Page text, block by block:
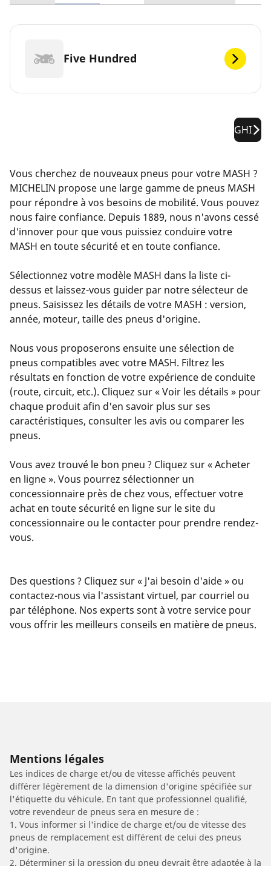
Five Hundred
GHI
Vous cherchez de nouveaux pneus pour votre MASH ?
MICHELIN propose une large gamme de pneus MASH
pour répondre à vos besoins de mobilité. Vous pouvez
nous faire confiance. Depuis 1889, nous n'avons cessé
d'innover pour que vous puissiez conduire votre
MASH en toute sécurité et en toute confiance.
Sélectionnez votre modèle MASH dans la liste ci-
dessus et laissez-vous guider par notre sélecteur de
pneus. Saisissez les détails de votre MASH : version,
année, moteur, taille des pneus d'origine.
Nous vous proposerons ensuite une sélection de
pneus compatibles avec votre MASH. Filtrez les
résultats en fonction de votre expérience de conduite
(route, circuit, etc.). Cliquez sur « Voir les détails » pour
chaque produit afin d'en savoir plus sur ses
caractéristiques, consulter les avis ou comparer les
pneus.
Vous avez trouvé le bon pneu ? Cliquez sur « Acheter
en ligne ». Vous pourrez sélectionner un
concessionnaire près de chez vous, effectuer votre
achat en toute sécurité en ligne sur le site du
concessionnaire ou le contacter pour prendre rendez-
vous.
Des questions ? Cliquez sur « J'ai besoin d'aide » ou
contactez-nous via l'assistant virtuel, par courriel ou
par téléphone. Nos experts sont à votre service pour
vous offrir les meilleurs conseils en matière de pneus.
Mentions légales
Les indices de charge et/ou de vitesse affichés peuvent
différer légèrement de la dimension d'origine spécifiée sur
l'étiquette du véhicule. En tant que professionnel qualifié,
votre revendeur de pneus sera en mesure de :
1. Vous informer si l'indice de charge et/ou de vitesse des
pneus de remplacement est différent de celui des pneus
d'origine.
2. Déterminer si la pression du pneu devrait être adaptée à la